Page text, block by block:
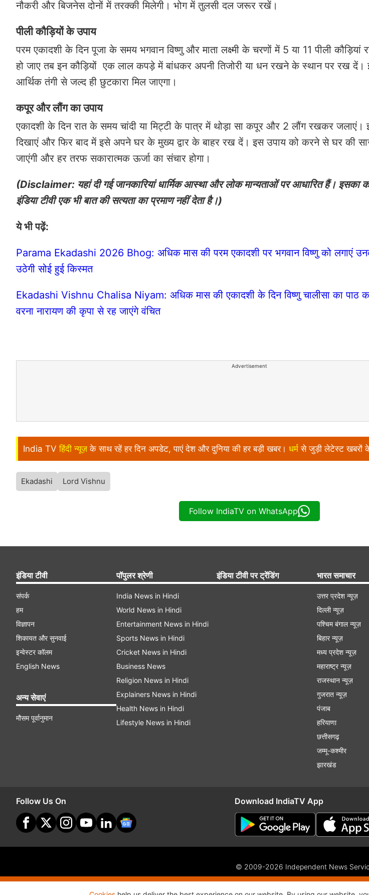
नौकरी और बिजनेस दोनों में तरक्की मिलेगी। भोग में तुलसी दल जरूर रखें।
पीली कौड़ियों के उपाय
परम एकादशी के दिन पूजा के समय भगवान विष्णु और माता लक्ष्मी के चरणों में 5 या 11 पीली
हो जाए तब इन कौड़ियों एक लाल कपड़े में बांधकर अपनी तिजोरी या धन रखने के स्थान पर रख
आर्थिक तंगी से जल्द ही छुटकारा मिल जाएगा।
कपूर और लौंग का उपाय
एकादशी के दिन रात के समय चांदी या मिट्टी के पात्र में थोड़ा सा कपूर और 2 लौंग रखकर
दिखाएं और फिर बाद में इसे अपने घर के मुख्य द्वार के बाहर रख दें। इस उपाय को करने से घर की
जाएंगी और हर तरफ सकारात्मक ऊर्जा का संचार होगा।
(Disclaimer: यहां दी गई जानकारियां धार्मिक आस्था और लोक मान्यताओं पर आधारित हैं। इसका
इंडिया टीवी एक भी बात की सत्यता का प्रमाण नहीं देता है।)
ये भी पढ़ें:
Parama Ekadashi 2026 Bhog: अधिक मास की परम एकादशी पर भगवान विष्णु को लगाएं
उठेगी सोई हुई किस्मत
Ekadashi Vishnu Chalisa Niyam: अधिक मास की एकादशी के दिन विष्णु चालीसा का पाठ
वरना नारायण की कृपा से रह जाएंगे वंचित
Advertisement
India TV हिंदी न्यूज़ के साथ रहें हर दिन अपडेट, पाएं देश और दुनिया की हर बड़ी खबर। धर्म से जुड़ी लेटेस्ट खबरों
Ekadashi Lord Vishnu
Follow IndiaTV on WhatsApp
इंडिया टीवी
संपर्क
हम
विज्ञापन
शिकायत और सुनवाई
इन्वेस्टर कॉलम
English News
अन्य सेवाएं
मौसम पूर्वानुमान
पॉपुलर श्रेणी
India News in Hindi
World News in Hindi
Entertainment News in Hindi
Sports News in Hindi
Cricket News in Hindi
Business News
Religion News in Hindi
Explainers News in Hindi
Health News in Hindi
Lifestyle News in Hindi
इंडिया टीवी पर ट्रेंडिंग भारत समाचार
उत्तर प्रदेश न्यूज़
दिल्ली न्यूज़
पश्चिम बंगाल न्यूज़
बिहार न्यूज़
मध्य प्रदेश न्यूज़
महाराष्ट्र न्यूज़
राजस्थान न्यूज़
गुजरात न्यूज़
पंजाब
हरियाणा
छत्तीसगढ़
जम्मू-कश्मीर
झारखंड
Follow Us On Download IndiaTV App
© 2009-2026 Independent News
Site Map
Terms Of Use Privacy Policy CSR Policy